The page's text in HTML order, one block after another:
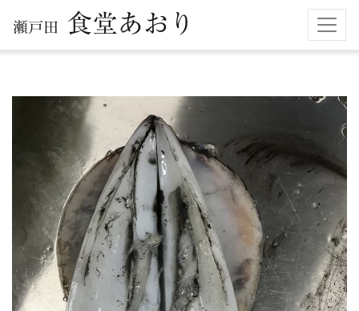
瀬戸田 食堂あおり